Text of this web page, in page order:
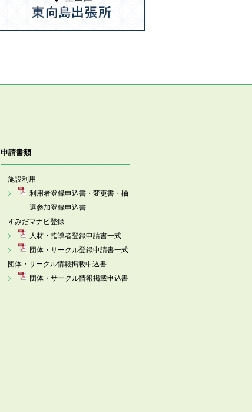
申請書類
施設利用
利用者登録申込書・変更書・抽
選参加登録申込書
すみだマナビ登録
人材・指導者登録申請書一式
団体・サークル登録申請書一式
団体・サークル情報掲載申込書
団体・サークル情報掲載申込書